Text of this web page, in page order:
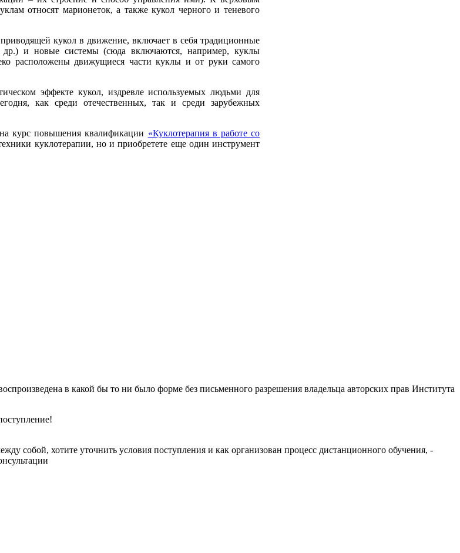
относят марионеток, а также кукол черного и теневого
кукол в движение, включает в себя традиционные
др.) и новые системы (сюда включаются, например, куклы
расположены движущиеся части куклы и от руки самого
эффекте кукол, издревле используемых людьми для
как среди отечественных, так и среди зарубежных
курс повышения квалификации «Куклотерапия в работе со
куклотерапии, но и приобретете еще один инструмент
в какой бы то ни было форме без письменного разрешения владельца авторских прав Института
собой, хотите уточнить условия поступления и как организован процесс дистанционного обучения, -